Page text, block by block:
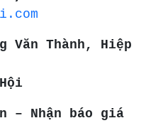
Văn Thành, Hiệp
– Nhận báo giá